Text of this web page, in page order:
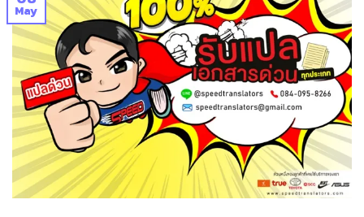
May